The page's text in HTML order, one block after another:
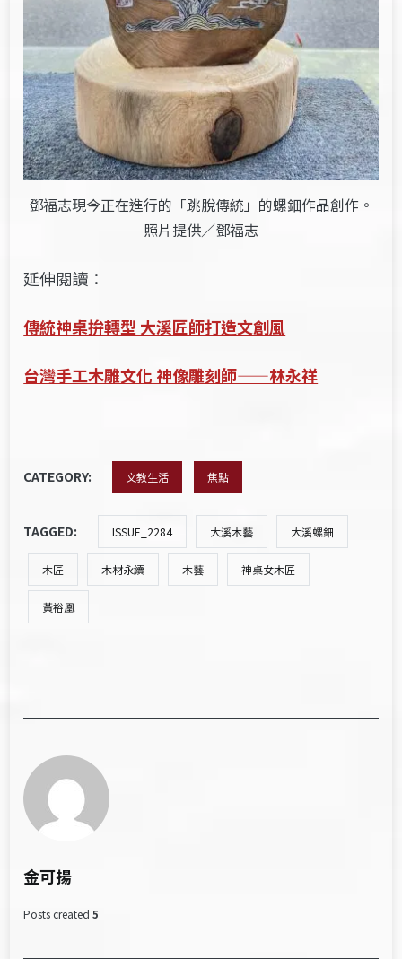
鄧福志現今正在進行的「跳脫傳統」的螺鈿作品創作。
照片提供／鄧福志
延伸閱讀：
傳統神桌拚轉型 大溪匠師打造文創風
台灣手工木雕文化 神像雕刻師——林永祥
CATEGORY: 文教生活 焦點
TAGGED: ISSUE_2284 大溪木藝 大溪螺鈿
木匠 木材永續 木藝 神桌女木匠
黃裕凰
金可揚
Posts created 5